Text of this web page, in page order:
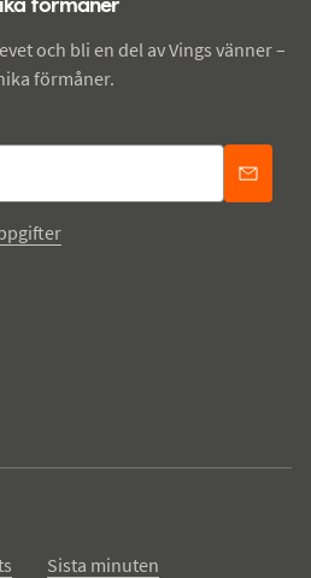
och bli en del av Vings vänner –
förmåner.
Sista minuten